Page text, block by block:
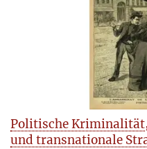
Politische
und transnationale